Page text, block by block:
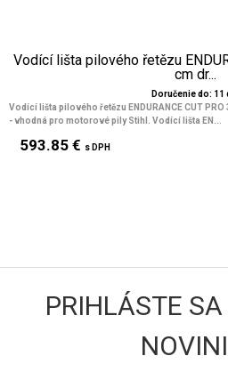
Vodící lišta pilového řetězu
cm dr...
Doručenie do: 11
Vodící lišta pilového řetězu ENDURANCE CUT
- vhodná pro motorové pily Stihl. Vodící lišta EN...
593.85 € s DPH
PRIHLÁSTE